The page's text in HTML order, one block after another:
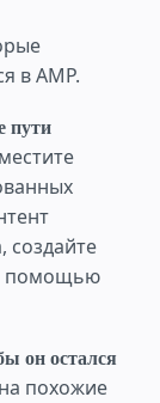
в AMP.
пути
создайте
помощью
он остался
похожие